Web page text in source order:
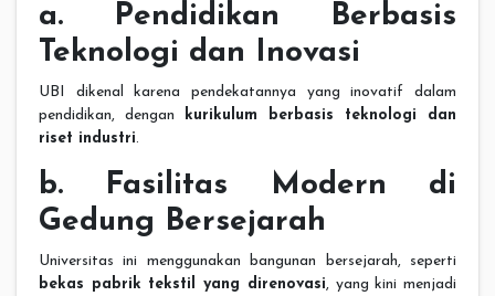
a. Pendidikan Berbasis
Teknologi dan Inovasi
UBI dikenal karena pendekatannya yang inovatif dalam
pendidikan, dengan kurikulum berbasis teknologi dan
riset industri.
b. Fasilitas Modern di
Gedung Bersejarah
Universitas ini menggunakan bangunan bersejarah, seperti
bekas pabrik tekstil yang direnovasi, yang kini menjadi